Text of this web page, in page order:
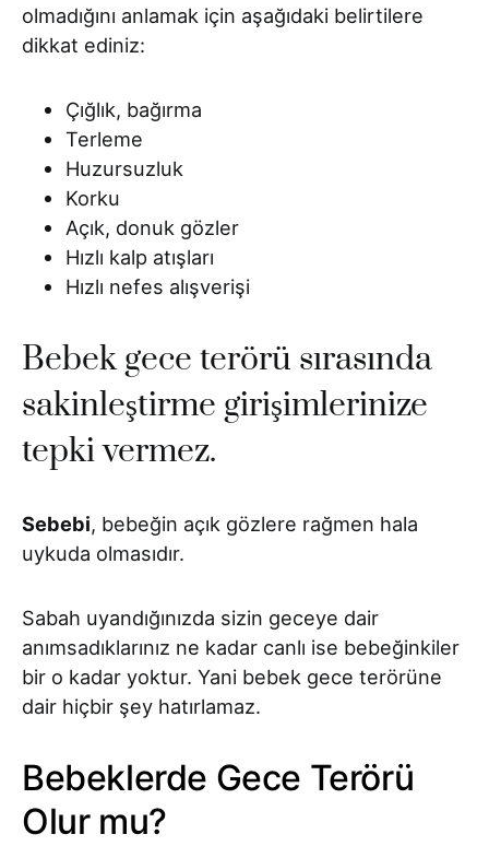
olmadığını anlamak için aşağıdaki belirtilere
dikkat ediniz:
Çığlık, bağırma
Terleme
Huzursuzluk
Korku
Açık, donuk gözler
Hızlı kalp atışları
Hızlı nefes alışverişi
Bebek gece terörü sırasında
sakinleştirme girişimlerinize
tepki vermez.
Sebebi, bebeğin açık gözlere rağmen hala
uykuda olmasıdır.
Sabah uyandığınızda sizin geceye dair
anımsadıklarınız ne kadar canlı ise bebeğinkiler
bir o kadar yoktur. Yani bebek gece terörüne
dair hiçbir şey hatırlamaz.
Bebeklerde Gece Terörü
Olur mu?